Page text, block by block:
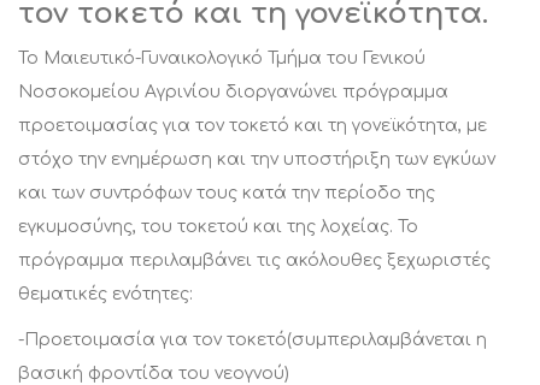
τον τοκετό και τη γονεϊκότητα.
Το Μαιευτικό-Γυναικολογικό Τμήμα του Γενικού
Νοσοκομείου Αγρινίου διοργανώνει πρόγραμμα
προετοιμασίας για τον τοκετό και τη γονεϊκότητα, με
στόχο την ενημέρωση και την υποστήριξη των εγκύων
και των συντρόφων τους κατά την περίοδο της
εγκυμοσύνης, του τοκετού και της λοχείας. Το
πρόγραμμα περιλαμβάνει τις ακόλουθες ξεχωριστές
θεματικές ενότητες:
-Προετοιμασία για τον τοκετό(συμπεριλαμβάνεται η
βασική φροντίδα του νεογνού)